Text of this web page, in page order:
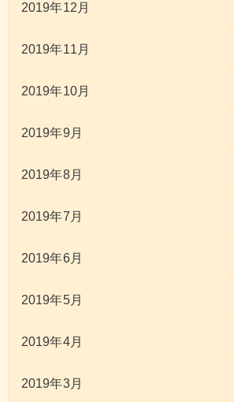
2019年12月
2019年11月
2019年10月
2019年9月
2019年8月
2019年7月
2019年6月
2019年5月
2019年4月
2019年3月